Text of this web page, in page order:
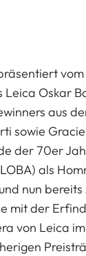
Oskar
aus
sowie
der 70er
als
nun bereits
mit der
von Leica im